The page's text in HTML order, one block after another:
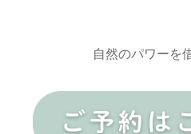
自然のパワーを